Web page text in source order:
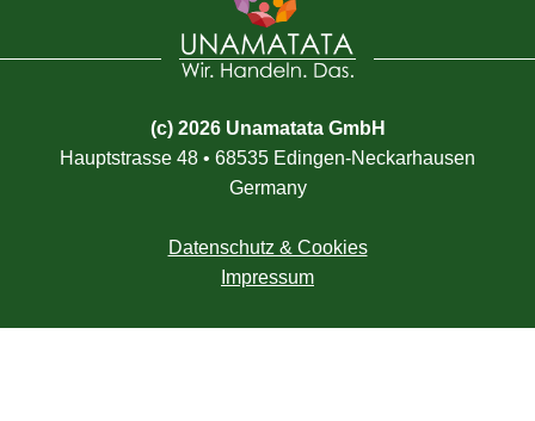
(c) 2026 Unamatata GmbH
Hauptstrasse 48 • 68535 Edingen-Neckarhausen
Germany
Datenschutz & Cookies
Impressum